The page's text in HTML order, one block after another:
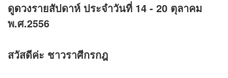
ดูดวงรายสัปดาห์ ประจำวันที่ 14 - 20 ตุลาคม
พ.ศ.2556
สวัสดีค่ะ ชาวราศีกรกฎ